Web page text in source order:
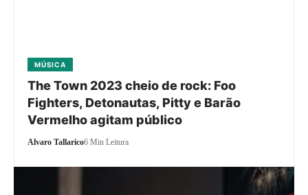
MÚSICA
The Town 2023 cheio de rock: Foo
Fighters, Detonautas, Pitty e Barão
Vermelho agitam público
Alvaro Tallarico6 Min Leitura